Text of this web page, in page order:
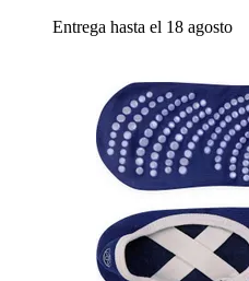
Entrega hasta el 18 agosto